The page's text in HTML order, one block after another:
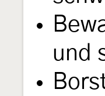
und